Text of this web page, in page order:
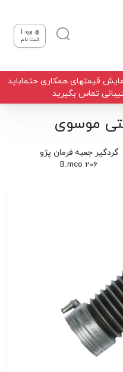
ورود |
ثبت نام
قیمتهای همکاری حتماباید
تماس بگیرید
موسوی
گردگیر جعبه فرمان پژو
206 B.mco